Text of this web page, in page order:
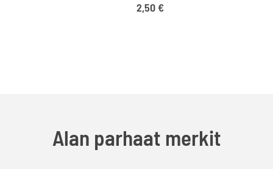
2,50 €
Alan parhaat merkit